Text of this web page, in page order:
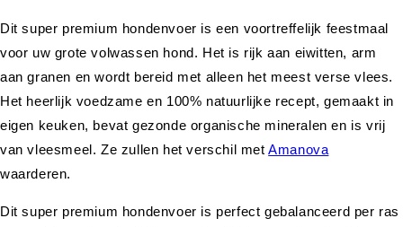
Dit super premium hondenvoer is een voortreffelijk feestmaal
voor uw grote volwassen hond. Het is rijk aan eiwitten, arm
aan granen en wordt bereid met alleen het meest verse vlees.
Het heerlijk voedzame en 100% natuurlijke recept, gemaakt in
eigen keuken, bevat gezonde organische mineralen en is vrij
van vleesmeel. Ze zullen het verschil metAmanova
waarderen.
Dit super premium hondenvoer is perfect gebalanceerd per ras